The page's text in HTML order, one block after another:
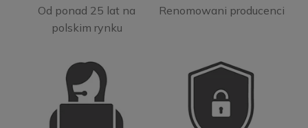
Od ponad 25 lat na
polskim rynku
Renomowani producenci